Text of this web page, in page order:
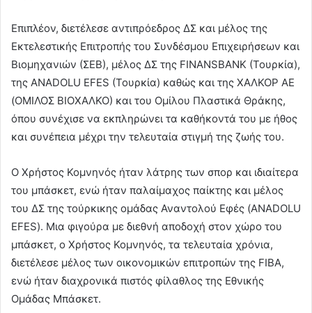
Επιπλέον, διετέλεσε αντιπρόεδρος ΔΣ και μέλος της
Εκτελεστικής Επιτροπής του Συνδέσμου Επιχειρήσεων και
Βιομηχανιών (ΣΕΒ), μέλος ΔΣ της FINANSBANK (Τουρκία),
της ANADOLU EFES (Τουρκία) καθώς και της ΧΑΛΚΟΡ ΑΕ
(ΟΜΙΛΟΣ ΒΙΟΧΑΛΚΟ) και του Ομίλου Πλαστικά Θράκης,
όπου συνέχισε να εκπληρώνει τα καθήκοντά του με ήθος
και συνέπεια μέχρι την τελευταία στιγμή της ζωής του.
Ο Χρήστος Κομνηνός ήταν λάτρης των σπορ και ιδιαίτερα
του μπάσκετ, ενώ ήταν παλαίμαχος παίκτης και μέλος
του ΔΣ της τούρκικης ομάδας Αναντολού Εφές (ANADOLU
EFES). Μια φιγούρα με διεθνή αποδοχή στον χώρο του
μπάσκετ, ο Χρήστος Κομνηνός, τα τελευταία χρόνια,
διετέλεσε μέλος των οικονομικών επιτροπών της FIBA,
ενώ ήταν διαχρονικά πιστός φίλαθλος της Εθνικής
Ομάδας Μπάσκετ.